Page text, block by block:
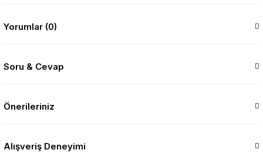
Yorumlar (0)
Soru & Cevap
Önerileriniz
Alışveriş Deneyimi